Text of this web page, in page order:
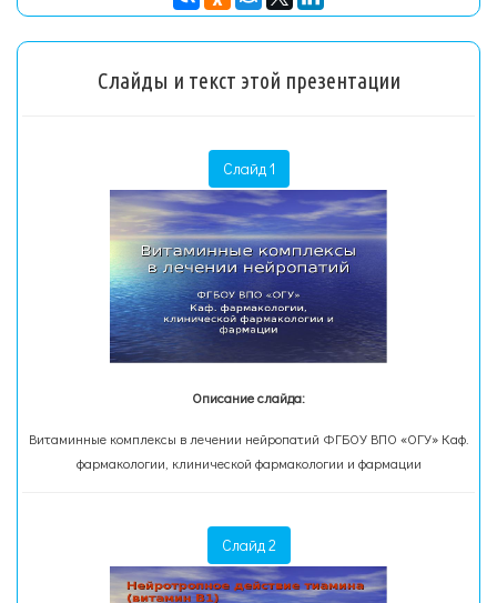
Слайды и текст этой презентации
Слайд 1
Описание слайда:
Витаминные комплексы в лечении нейропатий ФГБОУ ВПО «ОГУ» Каф.
фармакологии, клинической фармакологии и фармации
Слайд 2